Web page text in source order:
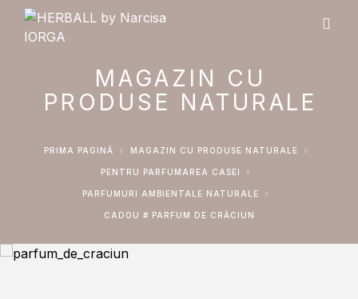
MAGAZIN CU
PRODUSE NATURALE
PRIMA PAGINĂ MAGAZIN CU PRODUSE NATURALE
PENTRU PARFUMAREA CASEI
PARFUMURI AMBIENTALE NATURALE
CADOU # PARFUM DE CRĂCIUN